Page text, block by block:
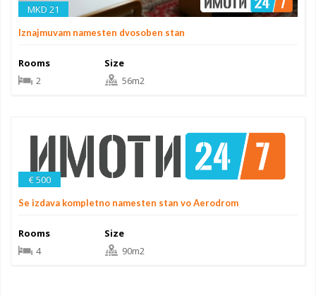
MKD 21
Iznajmuvam namesten dvosoben stan
Rooms
2
Size
56m2
€ 500
Se izdava kompletno namesten stan vo Aerodrom
Rooms
4
Size
90m2